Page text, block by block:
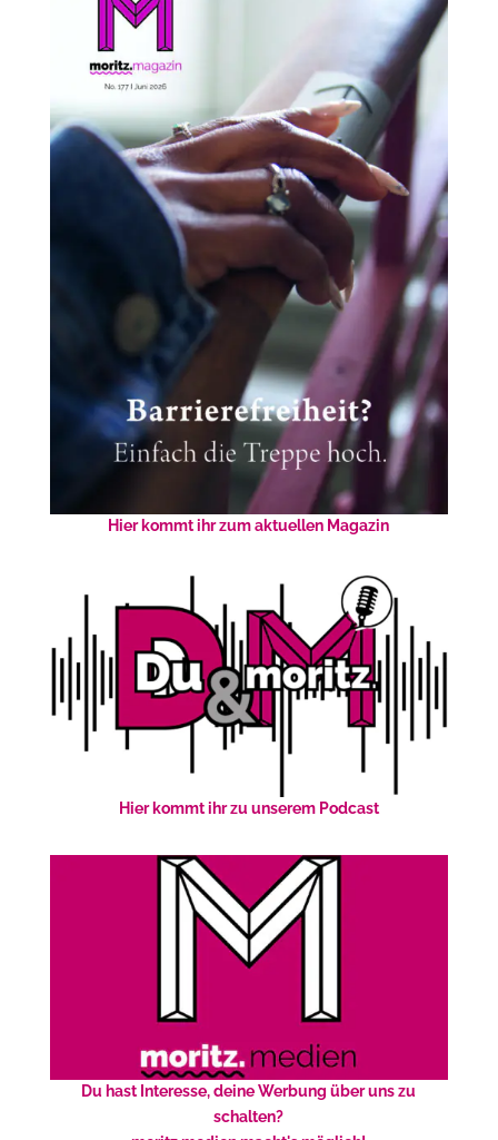
Hier kommt ihr zum aktuellen Magazin
Hier kommt ihr zu unserem Podcast
Du hast Interesse, deine Werbung über uns zu
schalten?